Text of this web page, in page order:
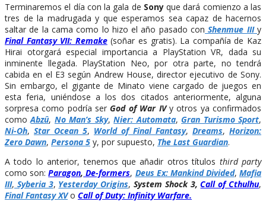
Terminaremos el día con la gala de Sonyque dará comienzo a las
tres de la madrugada y que esperamos sea capaz de hacernos
saltar de la cama como lo hizo el año pasado con Shenmue III y
Final Fantasy VII: Remake (soñar es gratis). La compañía de Kaz
Hirai otorgará especial importancia a PlayStation VR, dada su
inminente llegada. PlayStation Neo, por otra parte, no tendrá
cabida en el E3 según Andrew House, director ejecutivo de Sony.
Sin embargo, el gigante de Minato viene cargado de juegos en
esta feria, uniéndose a los dos citados anteriormente, alguna
sorpresa como podría serGod of War IVy otros ya confirmados
comoAbzû, No Man’s Sky,Nier: Automata,Gran Turismo Sport,
Ni-Oh, Star Ocean 5, World of Final Fantasy, Dreams, Horizon:
Zero Dawn, Persona 5 y, por supuesto, The Last Guardian.
A todo lo anterior, tenemos que añadir otros títulos third party
como son:Paragon, De-formers, Deus Ex: Mankind Divided, Mafia
III, Syberia 3, Yesterday Origins,System Shock 3,Call of Cthulhu,
Final Fantasy XVo Call of Duty: Infinity Warfare.